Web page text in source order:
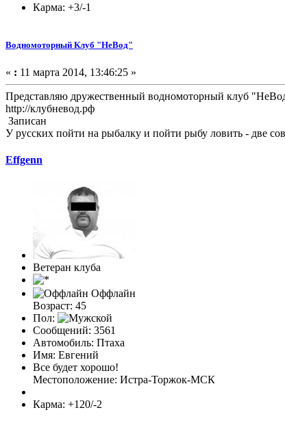
Карма: +3/-1
Водномоторный Клуб "НеВод"
« : 11 марта 2014, 13:46:25 »
Представляю дружественный водномоторный клуб
http://клубневод.рф
Записан
У русских пойти на рыбалку и пойти рыбу ловить - две
Effgenn
Ветеран клуба
Оффлайн
Возраст: 45
Пол:
Сообщений: 3561
Автомобиль: Птаха
Имя: Евгений
Все будет хорошо!
Местоположение: Истра-Торжок-МСК
Карма: +120/-2